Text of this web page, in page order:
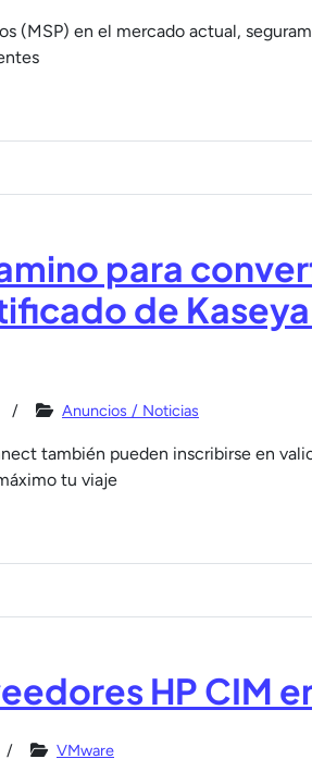
(MSP) en el mercado actual,
para
de Kaseya
Anuncios / Noticias
también pueden inscribirse en
tu viaje
HP CIM
VMware